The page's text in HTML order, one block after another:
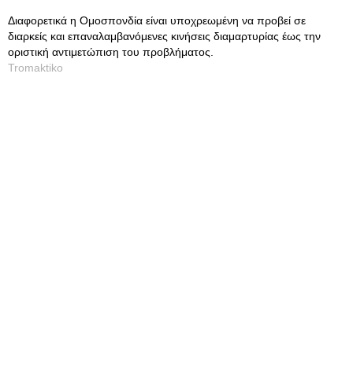
Διαφορετικά η Ομοσπονδία είναι υποχρεωμένη να προβεί σε
διαρκείς και επαναλαμβανόμενες κινήσεις διαμαρτυρίας έως την
οριστική αντιμετώπιση του προβλήματος.
Tromaktiko